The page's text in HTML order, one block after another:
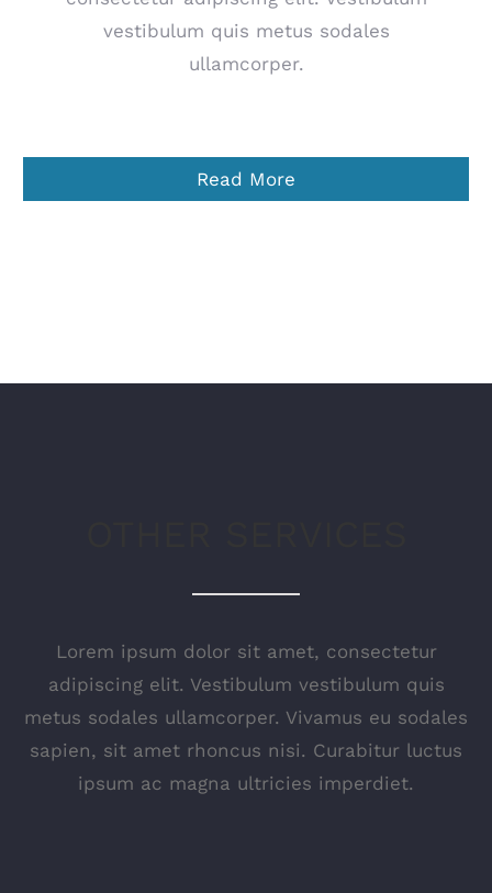
vestibulum quis metus sodales
ullamcorper.
Read More
Lorem ipsum dolor sit amet, consectetur
adipiscing elit. Vestibulum vestibulum quis
metus sodales ullamcorper. Vivamus eu sodales
sapien, sit amet rhoncus nisi. Curabitur luctus
ipsum ac magna ultricies imperdiet.